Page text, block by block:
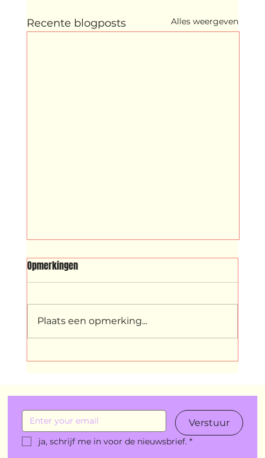
Recente blogposts Alles weergeven
Body to Body: Doelenensemble X Create4
Create4, een dansgroep onder leiding
van Ibrah Silas Jackson, gaat in ‘Body
to Body’ een spannende interactie
van het DoelenEnsemble.
Opmerkingen
Plaats een opmerking...
Verstuur
ja, schrijf me in voor de nieuwsbrief. *